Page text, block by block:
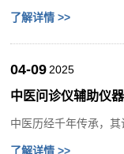
了解详情 >>
04-09 2025
中医问诊仪辅助仪
中医历经千年传承，
了解详情 >>